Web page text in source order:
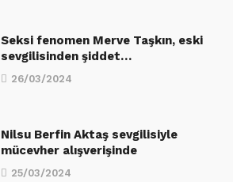
Seksi fenomen Merve Taşkın, eski
sevgilisinden şiddet…
26/03/2024
Nilsu Berfin Aktaş sevgilisiyle
mücevher alışverişinde
25/03/2024